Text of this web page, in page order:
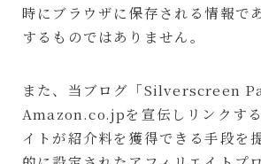
時にブラウザに保存される情報で
するものではありません。
また、当ブログ「Silverscreen
Amazon.co.jpを宣伝しリンクす
イトが紹介料を獲得できる手段を